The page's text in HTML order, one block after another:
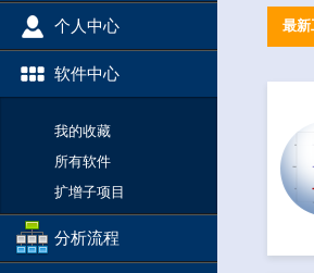
个人中心
软件中心
我的收藏
所有软件
扩增子项目
分析流程
角的意
学生
欢迎
意
学
欢迎
最新